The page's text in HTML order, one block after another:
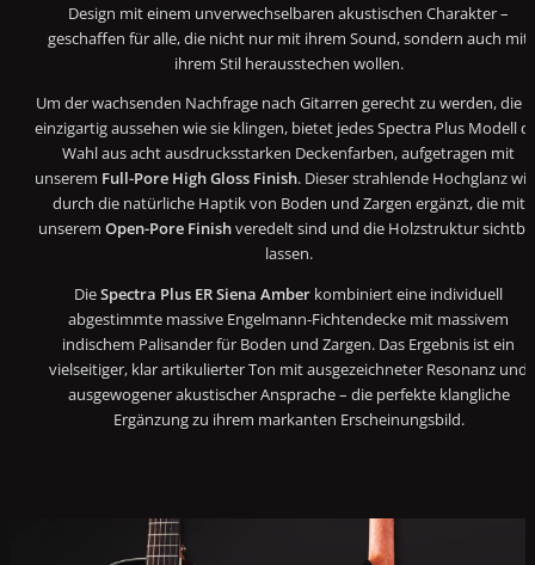
Design mit einem unverwechselbaren akustischen Charakter –
geschaffen für alle, die nicht nur mit ihrem Sound, sondern auch mit
ihrem Stil herausstechen wollen.
Um der wachsenden Nachfrage nach Gitarren gerecht zu werden, die
einzigartig aussehen wie sie klingen, bietet jedes Spectra Plus Modell
Wahl aus acht ausdrucksstarken Deckenfarben, aufgetragen mit
unserem Full-Pore High Gloss Finish. Dieser strahlende Hochglanz
durch die natürliche Haptik von Boden und Zargen ergänzt, die mit
unserem Open-Pore Finishveredelt sind und die Holzstruktur
lassen.
DieSpectra Plus ER Siena Amber kombiniert eine individuell
abgestimmte massive Engelmann-Fichtendecke mit massivem
indischem Palisander für Boden und Zargen. Das Ergebnis ist ein
vielseitiger, klar artikulierter Ton mit ausgezeichneter Resonanz und
ausgewogener akustischer Ansprache – die perfekte klangliche
Ergänzung zu ihrem markanten Erscheinungsbild.